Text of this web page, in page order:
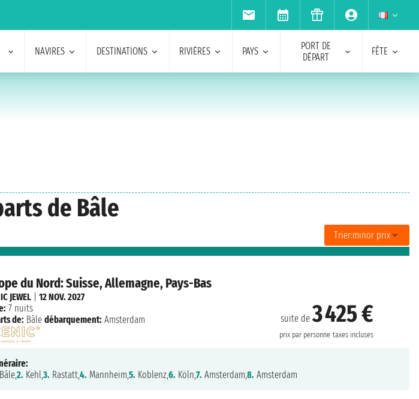
NAVIRES DESTINATIONS RIVIÈRES PAYS
PORT DE
DÉPART
FÊTE
de Bâle
Trier:minor prix
du Nord: Suisse, Allemagne, Pays-Bas
suite de3 425 €
prix par personne taxes incluses
JEWEL |12 NOV. 2027
7 nuits
de: Bâle débarquement: Amsterdam
Bâle,2. Kehl,3. Rastatt,4. Mannheim,5. Koblenz,6. Köln,7. Amsterdam,8. Amsterdam